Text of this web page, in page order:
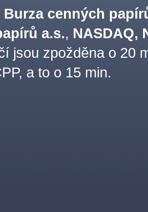
Burza cenných
a.s., NASDAQ,
jsou zpožděna o 20
a to o 15 min.